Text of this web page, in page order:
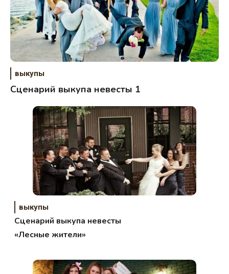
выкупы
Сценарий выкупа невесты 1
выкупы
Сценарий выкупа невесты
«Лесные жители»